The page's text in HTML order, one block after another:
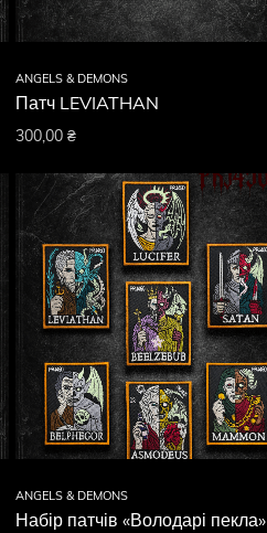
ANGELS & DEMONS
Патч LEVIATHAN
300,00 ₴
ANGELS & DEMONS
Набір патчів «Володарі пекла»